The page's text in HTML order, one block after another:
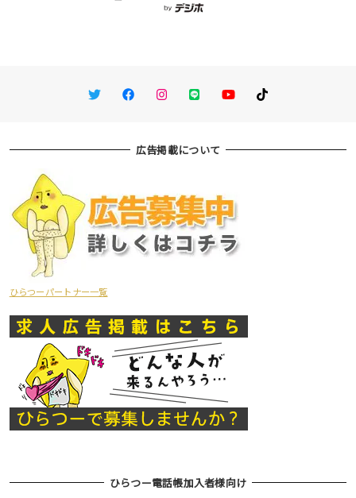
TwitterFacebookInstagram
LINE You TubeTikTok
広告掲載について
ひらつーパートナー一覧
ひらつー電話帳加入者様向け